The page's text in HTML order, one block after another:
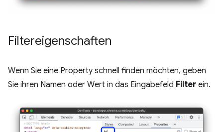
Filtereigenschaften
Wenn Sie eine Property schnell finden möchten, geben
Sie ihren Namen oder Wert in das Eingabefeld Filter ein.